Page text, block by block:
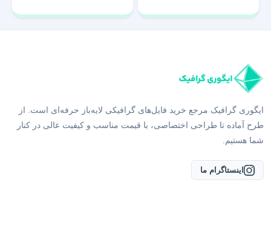
ایگوری گرافیک مرجع خرید فایل‌های گرافیکی لایه‌باز حرفه‌ای است. از
شما هستیم.
اینستاگرام ما